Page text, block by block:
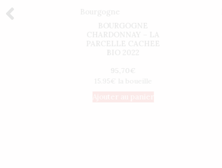
Bourgogne
BOURGOGNE
CHARDONNAY – LA
PARCELLE CACHEE
BIO 2022
95,70
€
15.95€ la boueille